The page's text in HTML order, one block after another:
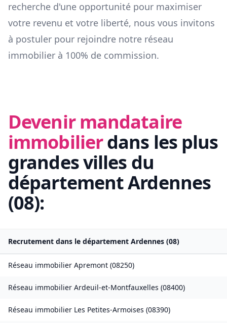
recherche d'une opportunité pour maximiser
votre revenu et votre liberté, nous vous invitons
à postuler pour rejoindre notre réseau
immobilier à 100% de commission.
Devenir mandataire
immobilierdans les plus
grandes villes du
départementArdennes
(08):
Recrutement dans le département Ardennes (08)
Réseau immobilier Apremont (08250)
Réseau immobilier Ardeuil-et-Montfauxelles (08400)
Réseau immobilier Les Petites-Armoises (08390)